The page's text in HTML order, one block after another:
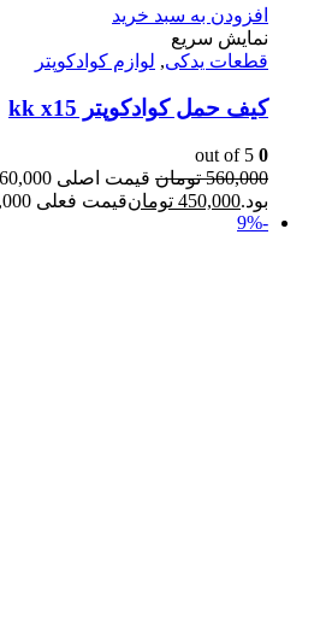
افزودن به سبد خرید
نمایش سریع
قطعات یدکی, لوازم کوادکوپتر
کیف حمل کوادکوپتر kk x15
0
560,000 تومان
بود.450,000 تومانقیمت فعلی 450,000 تومان است.
-9%